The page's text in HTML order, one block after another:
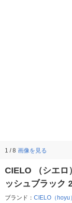
1 / 8 画像を見る
CIELO （シエロ
ッシュブラック
ブランド： CIELO（hoyu）